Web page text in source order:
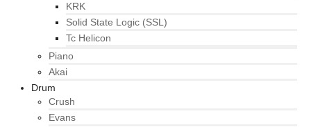
KRK
Solid State Logic (SSL)
Tc Helicon
Piano
Akai
Drum
Crush
Evans